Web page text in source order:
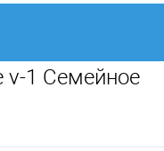
v-1 Семейное